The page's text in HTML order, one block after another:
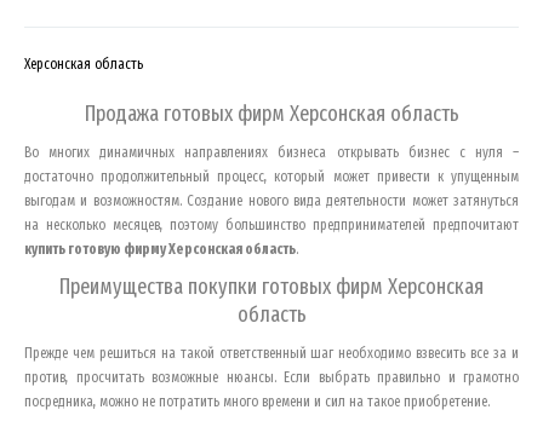
Херсонская область
Продажа готовых фирм Херсонская область
Во многих динамичных направлениях бизнеса открывать бизнес с нуля –
достаточно продолжительный процесс, который может привести к упущенным
выгодам и возможностям. Создание нового вида деятельности может затянуться
на несколько месяцев, поэтому большинство предпринимателей предпочитают
купить готовую фирмуХерсонская область.
Преимущества покупки готовых фирм Херсонская
область
Прежде чем решиться на такой ответственный шаг необходимо взвесить все за и
против, просчитать возможные нюансы. Если выбрать правильно и грамотно
посредника, можно не потратить много времени и сил на такое приобретение.